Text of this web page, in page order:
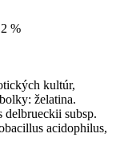
%
kultúr,
želatina.
subsp.
acidophilus,